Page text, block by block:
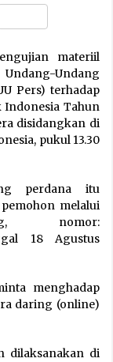
materiil
Undang
Pers) terhadap
Indonesia Tahun
disidangkan di
pukul 13.30
perdana itu
melalui
nomor:
18 Agustus
menghadap
daring (online)
dilaksanakan di